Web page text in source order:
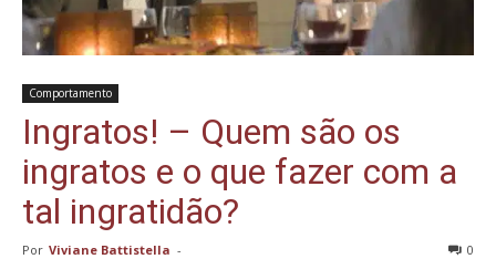
Comportamento
Ingratos! – Quem são os
ingratos e o que fazer com a
tal ingratidão?
Por Viviane Battistella - 0